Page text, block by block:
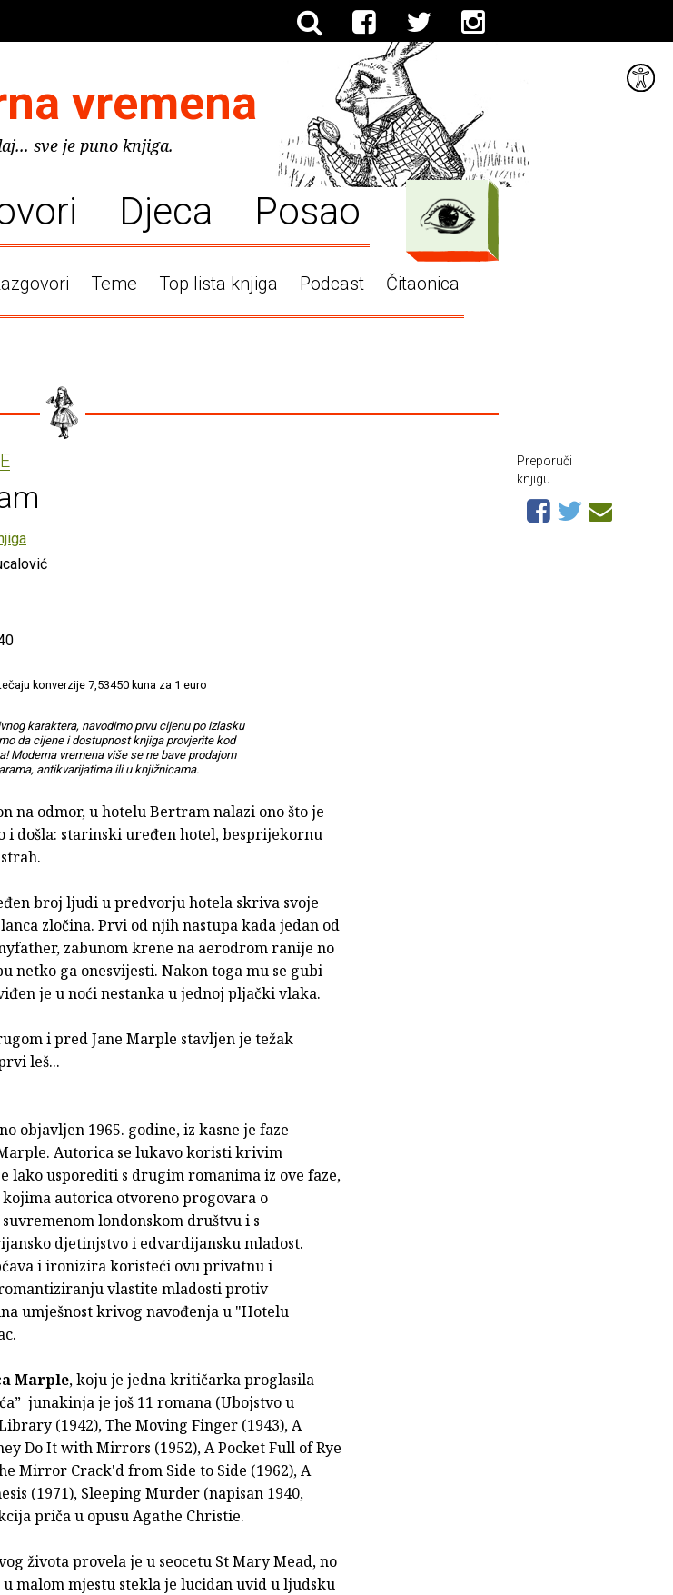
vremena
sve je puno knjiga.
Djeca Posao
Teme Top lista knjiga Podcast Čitaonica
konverzije 7,53450 kuna za 1 euro
karaktera, navodimo prvu cijenu po izlasku
da cijene i dostupnost knjiga provjerite kod
Moderna vremena više se ne bave prodajom
antikvarijatima ili u knjižnicama.
na odmor, u hotelu Bertram nalazi ono što je
i došla: starinski uređen hotel, besprijekornu
broj ljudi u predvorju hotela skriva svoje
zločina. Prvi od njih nastupa kada jedan od
zabunom krene na aerodrom ranije no
netko ga onesvijesti. Nakon toga mu se gubi
je u noći nestanka u jednoj pljački vlaka.
i pred Jane Marple stavljen je težak
leš...
objavljen 1965. godine, iz kasne je faze
Autorica se lukavo koristi krivim
lako usporediti s drugim romanima iz ove faze,
autorica otvoreno progovara o
londonskom društvu i s
djetinjstvo i edvardijansku mladost.
i ironizira koristeći ovu privatnu i
vlastite mladosti protiv
umješnost krivog navođenja u "Hotelu
Marple, koju je jedna kritičarka proglasila
junakinja je još 11 romana (Ubojstvo u
(1942), The Moving Finger (1943), A
Do It with Mirrors (1952), A Pocket Full of Rye
Mirror Crack'd from Side to Side (1962), A
(1971), Sleeping Murder (napisan 1940,
priča u opusu Agathe Christie.
života provela je u seocetu St Mary Mead, no
malom mjestu stekla je lucidan uvid u ljudsku
Preporuči
knjigu